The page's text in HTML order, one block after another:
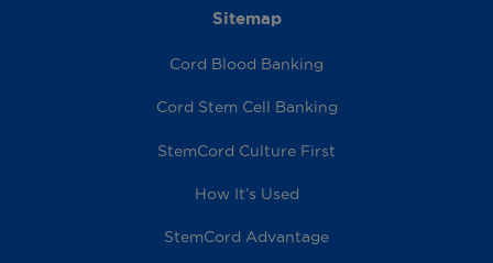
Sitemap
Cord Blood Banking
Cord Stem Cell Banking
StemCord Culture First
How It’s Used
StemCord Advantage